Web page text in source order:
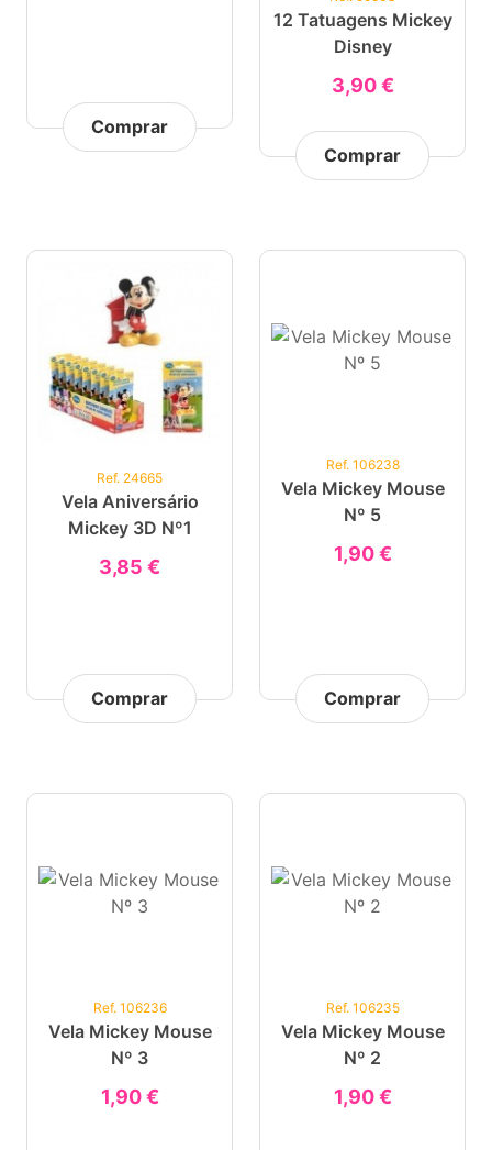
Comprar
12 Tatuagens Mickey
Disney
3,90 €
Comprar
Ref. 24665
Vela Aniversário
Mickey 3D Nº1
3,85 €
Comprar
Ref. 106238
Vela Mickey Mouse
Nº 5
1,90 €
Comprar
Ref. 106236
Vela Mickey Mouse
Nº 3
1,90 €
Ref. 106235
Vela Mickey Mouse
Nº 2
1,90 €